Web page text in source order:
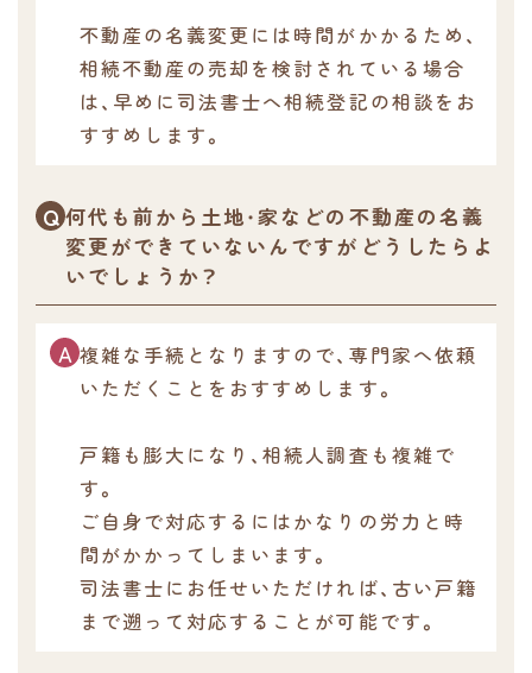
不動産の名義変更には時間がかかるため、
相続不動産の売却を検討されている場合
は、早めに司法書士へ相続登記の相談をお
すすめします。
何代も前から土地・家などの不動産の名義
変更ができていないんですがどうしたらよ
いでしょうか？
複雑な手続となりますので、専門家へ依頼
いただくことをおすすめします。
戸籍も膨大になり、相続人調査も複雑で
す。
ご自身で対応するにはかなりの労力と時
間がかかってしまいます。
司法書士にお任せいただければ、古い戸籍
まで遡って対応することが可能です。